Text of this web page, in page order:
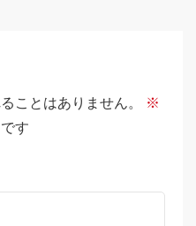
ことはありません。
※
す